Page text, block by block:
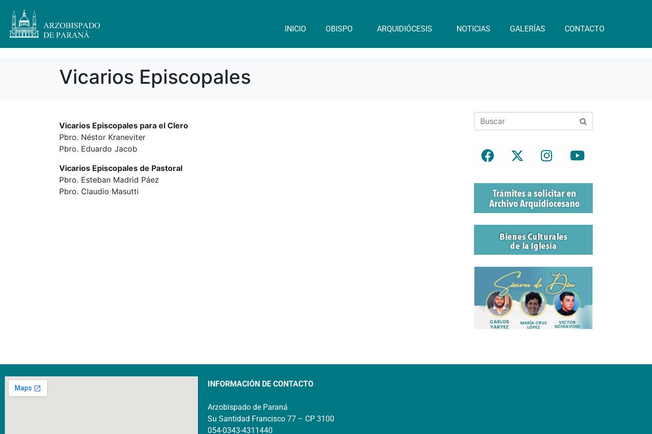
INICIO OBISPO ARQUIDIÓCESIS NOTICIAS GALERÍAS CONTACTO
Vicarios Episcopales
Vicarios Episcopales para el Clero
Pbro. Néstor Kraneviter
Pbro. Eduardo Jacob
Vicarios Episcopales de Pastoral
Pbro. Esteban Madrid Páez
Pbro. Claudio Masutti
INFORMACIÓN DE CONTACTO
Arzobispado de Paraná
Su Santidad Francisco 77 – CP 3100
054-0343-4311440